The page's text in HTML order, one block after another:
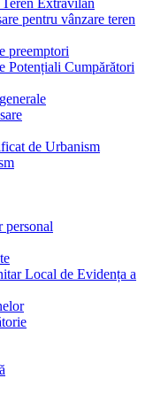
Extravilan
pentru vânzare teren
preemptori
Potențiali Cumpărători
de Urbanism
personal
Local de Evidența a